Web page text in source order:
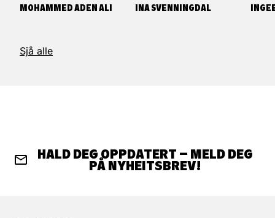
MOHAMMED ADEN ALI INA SVENNINGDAL
Sjå alle
HALD DEG OPPDATERT – MELD DEG
PÅ NYHEITSBREV!